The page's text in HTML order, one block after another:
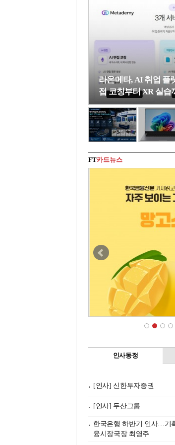
라온메타, AI 취업 플
접 코칭부터 XR 실습
FT카드뉴스
인사동정
[인사] 신한투자증권
[인사] 두산그룹
한국은행 하반기 인사…기
융시장국장 최영주